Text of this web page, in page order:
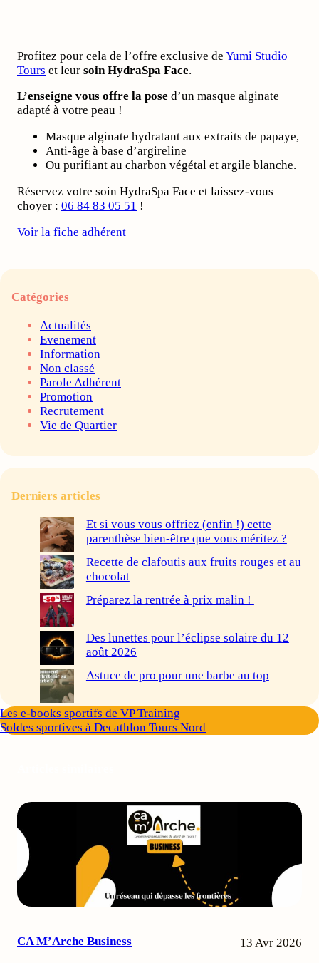
Profitez pour cela de l’offre exclusive de Yumi Studio
Tours et leur soin HydraSpa Face.
L’enseigne vous offre la pose d’un masque alginate
adapté à votre peau !
Masque alginate hydratant aux extraits de papaye,
Anti-âge à base d’argireline
Ou purifiant au charbon végétal et argile blanche.
Réservez votre soin HydraSpa Face et laissez-vous
choyer : 06 84 83 05 51 !
Voir la fiche adhérent
Catégories
Actualités
Evenement
Information
Non classé
Parole Adhérent
Promotion
Recrutement
Vie de Quartier
Derniers articles
Et si vous vous offriez (enfin !) cette
parenthèse bien-être que vous méritez ?
Recette de clafoutis aux fruits rouges et au
chocolat
Préparez la rentrée à prix malin !
Des lunettes pour l’éclipse solaire du 12
août 2026
Astuce de pro pour une barbe au top
Les e-books sportifs de VP Training
Soldes sportives à Decathlon Tours Nord
CA M’Arche Business 13 Avr 2026